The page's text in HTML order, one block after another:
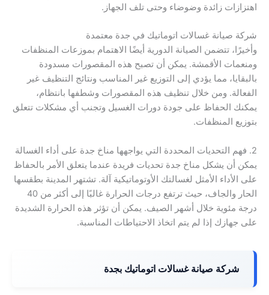
اهتزازات زائدة وضوضاء وحتى تلف الجهاز.
شركة صيانة غسالات اتوماتيك في جدة معتمدة
وأخيرًا، تتضمن الصيانة الدورية أيضًا الاهتمام بموزعات المنظفات
ومنعمات الأقمشة. يمكن أن تصبح هذه المقصورات مسدودة
بالبقايا، مما يؤدي إلى التوزيع غير المناسب ونتائج التنظيف غير
الفعالة. ومن خلال تنظيف هذه المقصورات وشطفها بانتظام،
يمكنك الحفاظ على جودة دورات الغسيل وتجنب أي مشكلات تتعلق
بتوزيع المنظفات.
2. فهم التحديات المحددة التي يواجهها مناخ جدة على أداء الغسالة
يمكن أن يشكل مناخ جدة تحديات فريدة عندما يتعلق الأمر بالحفاظ
على الأداء الأمثل لغسالتك الأوتوماتيكية آلة. تشتهر المدينة بطقسها
الحار والجاف، حيث ترتفع درجات الحرارة غالبًا إلى أكثر من 40
درجة مئوية خلال أشهر الصيف. يمكن أن تؤثر هذه الحرارة الشديدة
على جهازك إذا لم يتم اتخاذ الاحتياطات المناسبة.
شركة صيانة غسالات اتوماتيك بجدة